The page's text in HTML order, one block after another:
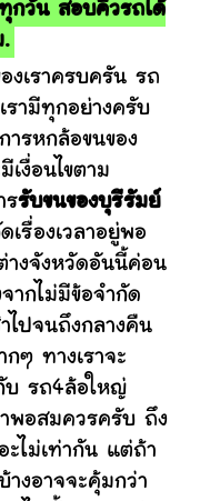
กวัน สอบคิวรถได้
ราครบครัน รถ
รามีทุกอย่างครับ
ารหกล้อขนของ
งื่อนไขตาม
รรับขนของบุรีรัมย์
เรื่องเวลาอยู่พอ
างจังหวัดอันนี้ค่อน
ากไม่มีข้อจำกัด
ไปจนถึงกลางคืน
ๆ ทางเราจะ
บ รถ4ล้อใหญ่
าพอสมควรครับ ถึง
ะไม่เท่ากัน แต่ถ้า
างอาจจะคุ้มกว่า